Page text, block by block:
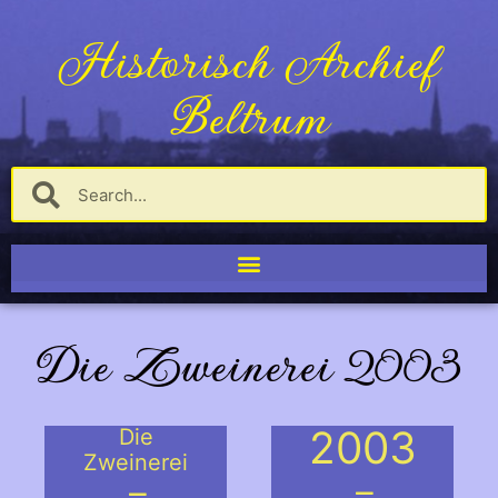
Historisch Archief
Beltrum
Die Zweinerei 2003
Die
Zweinerei
2003